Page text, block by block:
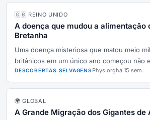
🇬🇧 REINO UNIDO
A doença que mudou a alimentação
Bretanha
Uma doença misteriosa que matou meio
britânicos em um único ano começou não
DESCOBERTAS SELVAGENS Phys.orghá 15 sem.
🌍 GLOBAL
A Grande Migração dos Gigantes de